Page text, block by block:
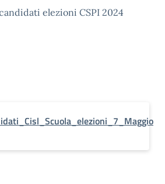
elezioni CSPI 2024